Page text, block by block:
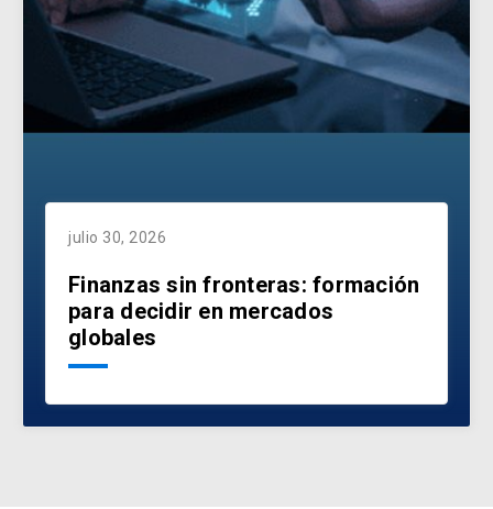
julio 30, 2026
Finanzas sin fronteras: formación
para decidir en mercados
globales